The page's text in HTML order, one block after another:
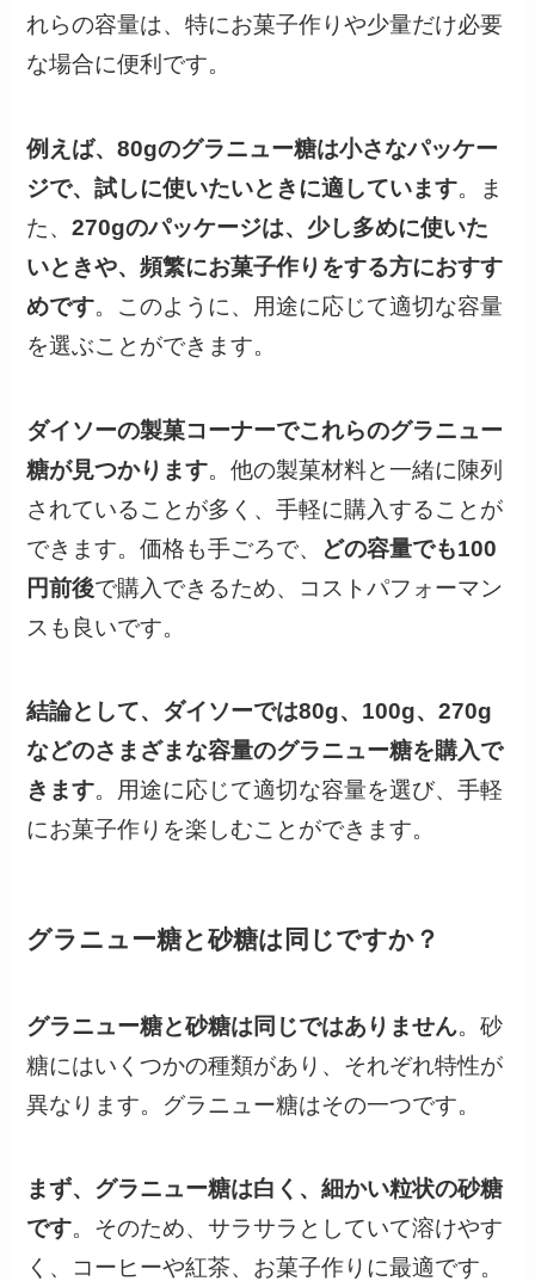
れらの容量は、特にお菓子作りや少量だけ必要
な場合に便利です。
例えば、80gのグラニュー糖は小さなパッケー
ジで、試しに使いたいときに適しています。ま
た、270gのパッケージは、少し多めに使いた
いときや、頻繁にお菓子作りをする方におすす
めです。このように、用途に応じて適切な容量
を選ぶことができます。
ダイソーの製菓コーナーでこれらのグラニュー
糖が見つかります。他の製菓材料と一緒に陳列
されていることが多く、手軽に購入することが
できます。価格も手ごろで、
どの容量でも100
円前後で購入できるため、コストパフォーマン
スも良いです。
結論として、ダイソーでは80g、100g、270g
などのさまざまな容量のグラニュー糖を購入で
きます。用途に応じて適切な容量を選び、手軽
にお菓子作りを楽しむことができます。
グラニュー糖と砂糖は同じですか？
グラニュー糖と砂糖は同じではありません。砂
糖にはいくつかの種類があり、それぞれ特性が
異なります。グラニュー糖はその一つです。
まず、グラニュー糖は白く、細かい粒状の砂糖
です。そのため、サラサラとしていて溶けやす
く、コーヒーや紅茶、お菓子作りに最適です。